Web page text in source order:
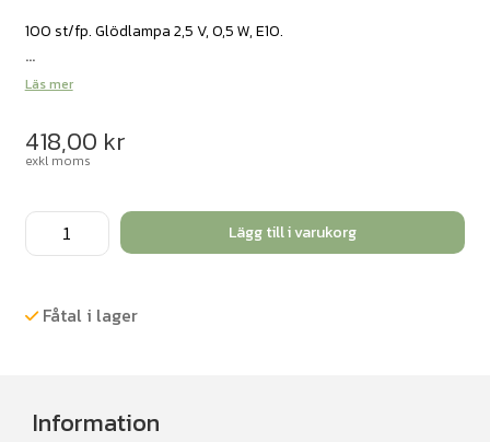
100 st/fp. Glödlampa 2,5 V, 0,5 W, E10.
...
Läs mer
418,00 kr
exkl moms
Glödlampa
2,5
100
Lägg till i varukorg
Fåtal i lager
Information